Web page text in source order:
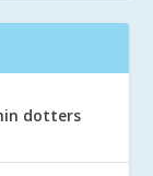
dotters